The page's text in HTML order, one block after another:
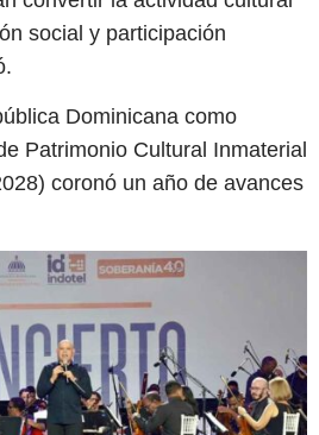
social y participación
Dominicana como
Patrimonio Cultural Inmaterial
coronó un año de avances